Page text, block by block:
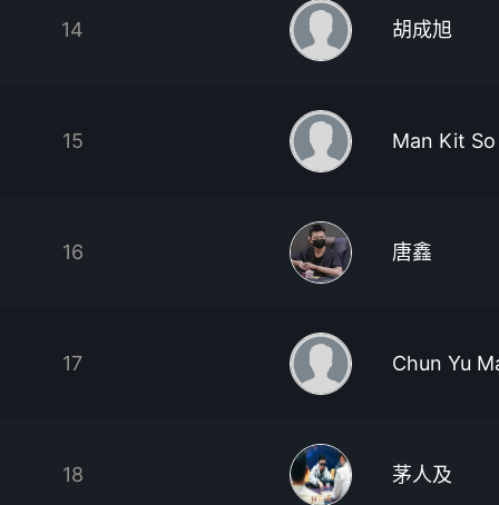
14 胡成旭
15 Man Kit So
16 唐鑫
17 Chun Yu
18 茅人及